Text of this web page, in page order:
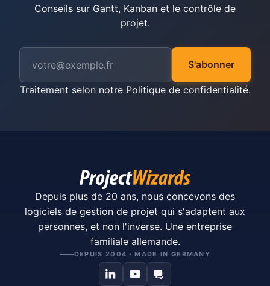
Conseils sur Gantt, Kanban et le contrôle de
projet.
S'abonner
Traitement selon notre Politique de confidentialité.
Depuis plus de 20 ans, nous concevons des
logiciels de gestion de projet qui s'adaptent aux
personnes, et non l'inverse. Une entreprise
familiale allemande.
DEPUIS 2004 · MADE IN GERMANY